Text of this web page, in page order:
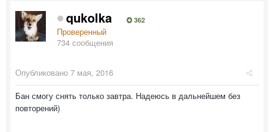
qukolka 362
Проверенный
734 сообщения
Опубликовано 7 мая, 2016
Бан смогу снять только завтра. Надеюсь в дальнейшем без
повторений)